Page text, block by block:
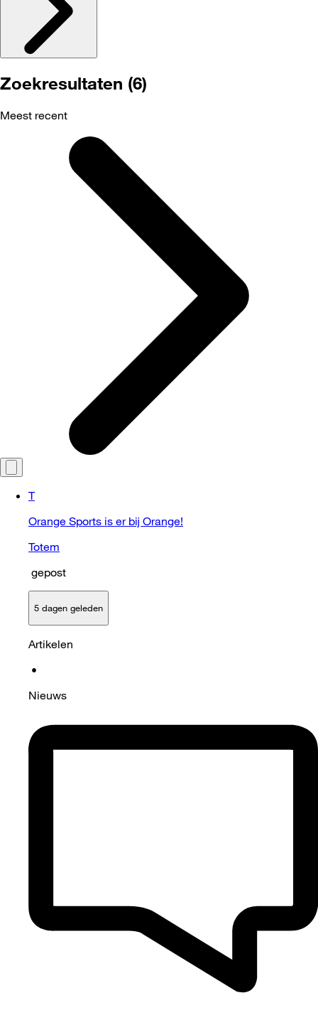
Zoekresultaten (6)
Meest recent
T
Orange Sports is er bij Orange!
Totem
gepost
5 dagen geleden
Artikelen
•
Nieuws